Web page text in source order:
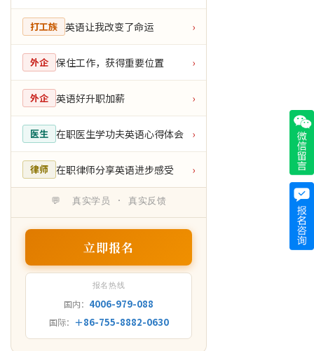
打工族 英语让我改变了命运 ›
外企 保住工作，获得重要位置 ›
外企 英语好升职加薪 ›
医生 在职医生学功夫英语心得体会 ›
律师 在职律师分享英语进步感受 ›
💬 真实学员 · 真实反馈
立即报名
报名热线
国内： 4006-979-088
国际： ＋86-755-8882-0630